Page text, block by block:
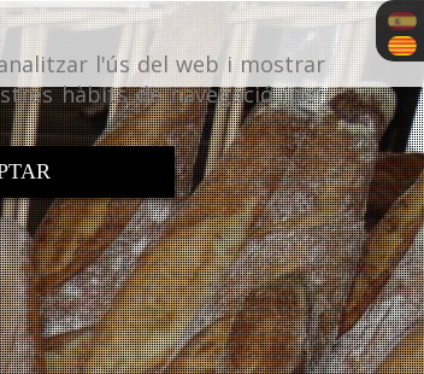
l'ús del web i mostrar
hàbits de navegació (per